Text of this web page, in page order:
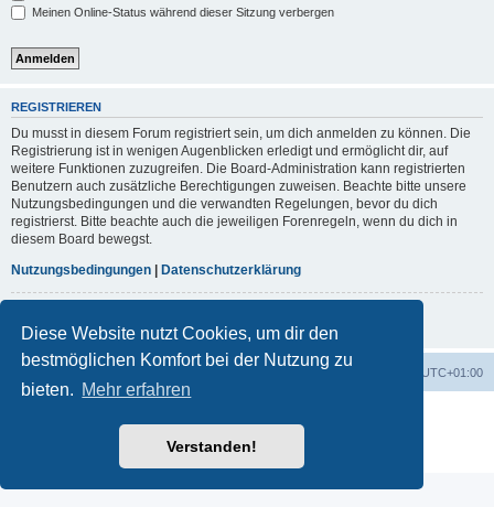
Diese Website nutzt Cookies, um dir den
bestmöglichen Komfort bei der Nutzung zu
bieten. Mehr erfahren
Verstanden!
Meinen Online-Status während dieser Sitzung verbergen
REGISTRIEREN
Du musst in diesem Forum registriert sein, um dich anmelden zu können. Die
Registrierung ist in wenigen Augenblicken erledigt und ermöglicht dir, auf
weitere Funktionen zuzugreifen. Die Board-Administration kann registrierten
Benutzern auch zusätzliche Berechtigungen zuweisen. Beachte bitte unsere
Nutzungsbedingungen und die verwandten Regelungen, bevor du dich
registrierst. Bitte beachte auch die jeweiligen Forenregeln, wenn du dich in
diesem Board bewegst.
Nutzungsbedingungen | Datenschutzerklärung
Foren-Übersicht UTC+01:00
phpBB.de
Datenschutz|Nutzungsbedingungen